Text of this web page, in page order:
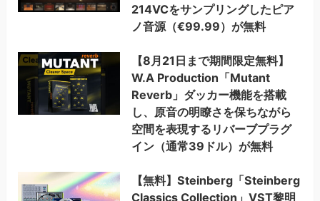
214VCをサンプリングしたピア
ノ音源（€99.99）が無料
【8月21日まで期間限定無料】
W.A Production「Mutant
Reverb」ダッカー機能を搭載
し、原音の明瞭さを保ちながら
空間を表現するリバーブプラグ
イン（通常39ドル）が無料
【無料】Steinberg「Steinberg
Classics Collection」VST黎明